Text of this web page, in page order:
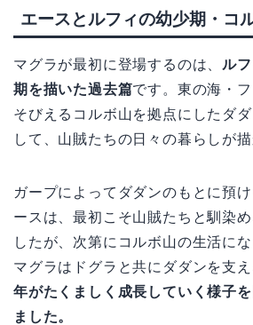
エースとルフィの幼少期・コ
マグラが最初に登場するのは、 ル
期を描いた過去篇です。東の海・
そびえるコルボ山を拠点にしたダ
して、山賊たちの日々の暮らしが描
ガープによってダダンのもとに預
ースは、最初こそ山賊たちと馴染
したが、次第にコルボ山の生活にな
マグラはドグラと共にダダンを支え
年がたくましく成長していく様子
ました。